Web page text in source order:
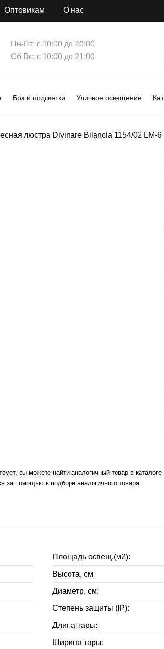
Оптовикам О нас
Пн-Пт: с 10:00 до 20:00
Сб-Вс: с 10:00 до 21:00
Бра и подсветки Уличное освещение
люстра Divinare Bilancia 1154/02 LM-6
вы можете найти аналогичный товар в каталоге
за помощью в подборе аналогичного товара
Площадь освещ.(м2):
Высота, см:
Диаметр, см:
Степень защиты (IP):
Длина тары:
Ширина тары: